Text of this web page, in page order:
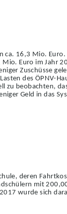
16,3 Mio.
Euro im Jahr
Zuschüsse
des ÖPNV-
beobachten,
Geld in das
deren
ü lern mit
wurde sich